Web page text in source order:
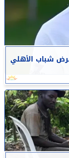
شباب الأهلي